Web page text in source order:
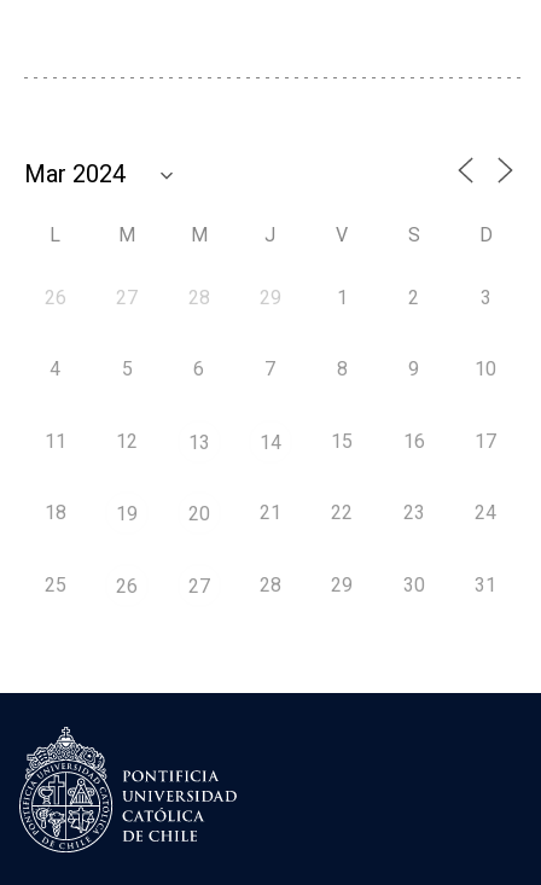
L M M J V S D
26 27 28 29 1 2 3
4 5 6 7 8 9 10
11 12 13 14 15 16 17
18 19 20 21 22 23 24
25 26 27 28 29 30 31